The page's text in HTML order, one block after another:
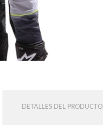
DETALLES DEL PRODUCTO